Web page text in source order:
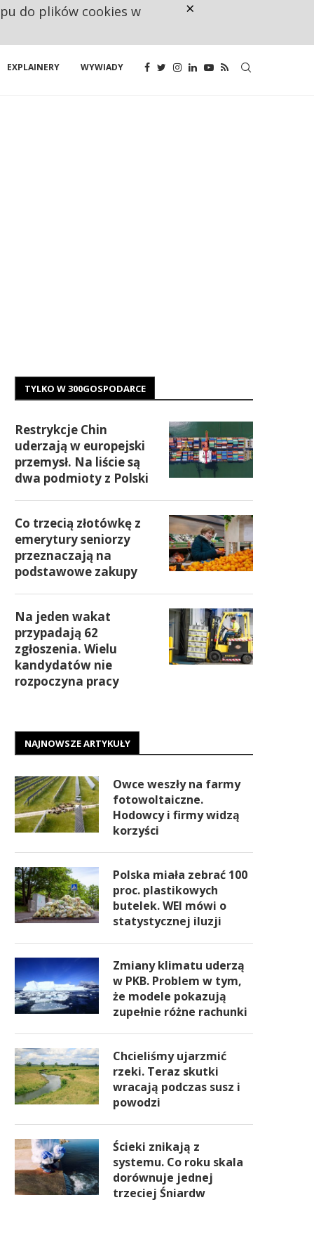
EXPLAINERY WYWIADY
TYLKO W 300GOSPODARCE
Restrykcje Chin
uderzają w europejski
przemysł. Na liście są
dwa podmioty z Polski
Co trzecią złotówkę z
emerytury seniorzy
przeznaczają na
podstawowe zakupy
Na jeden wakat
przypadają 62
zgłoszenia. Wielu
kandydatów nie
rozpoczyna pracy
NAJNOWSZE ARTYKUŁY
Owce weszły na farmy
fotowoltaiczne.
Hodowcy i firmy widzą
korzyści
Polska miała zebrać 100
proc. plastikowych
butelek. WEI mówi o
statystycznej iluzji
Zmiany klimatu uderzą
w PKB. Problem w tym,
że modele pokazują
zupełnie różne rachunki
Chcieliśmy ujarzmić
rzeki. Teraz skutki
wracają podczas susz i
powodzi
Ścieki znikają z
systemu. Co roku skala
dorównuje jednej
trzeciej Śniardw
do plików cookies w ×